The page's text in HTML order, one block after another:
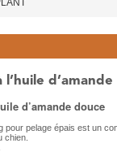
d’amande
d’amande douce
pour pelage épais est un
chien.